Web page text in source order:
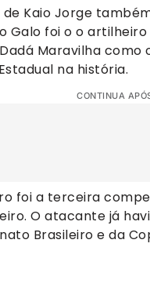
Kaio Jorge
Galo foi o o artilheiro
Maravilha
na história.
CONTINUA
foi a terceira
O atacante já
Brasileiro e da